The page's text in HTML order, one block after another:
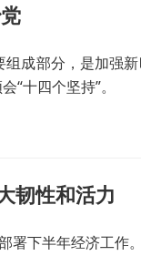
成部分，是加强
十四个坚持”。
韧性和活力
下半年经济工作。